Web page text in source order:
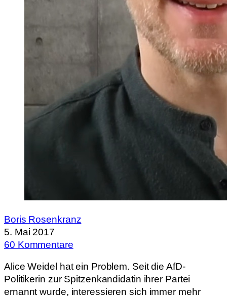
Boris Rosenkranz
5. Mai 2017
60 Kommentare
Alice Weidel hat ein Problem. Seit die AfD-
Politikerin zur Spitzenkandidatin ihrer Partei
ernannt wurde, interessieren sich immer mehr